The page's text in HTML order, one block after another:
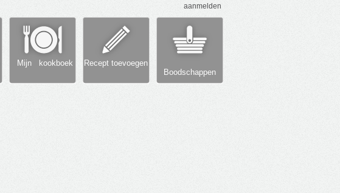
aanmelden
Mijn kookboek
Recept toevoegen
Boodschappen